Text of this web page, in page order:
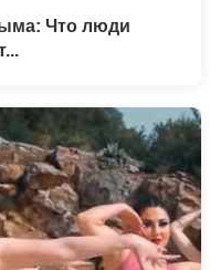
Что люди